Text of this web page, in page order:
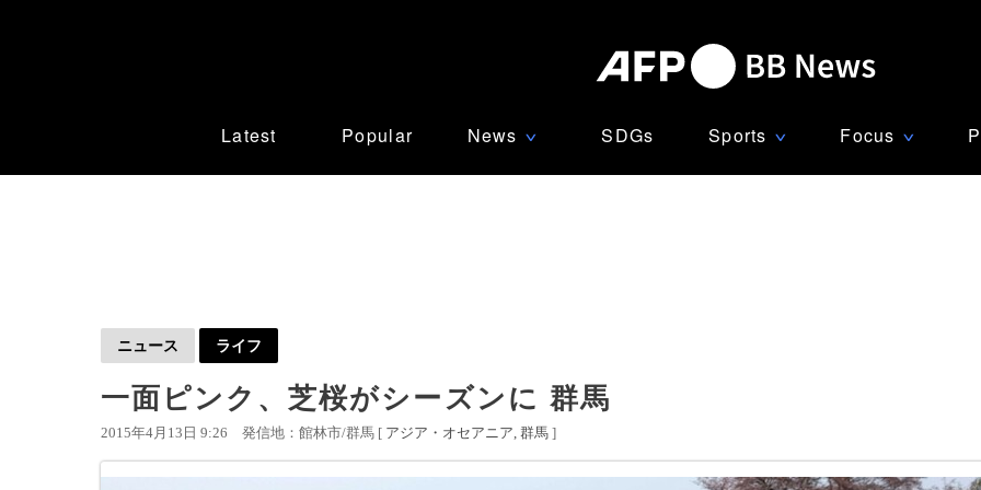
Latest Popular News ∨ SDGs Sports ∨ Focus ∨
ニュース ライフ
一面ピンク、芝桜がシーズンに 群馬
2015年4月13日 9:26 発信地：館林市/群馬 [ アジア・オセアニア 群馬 ]